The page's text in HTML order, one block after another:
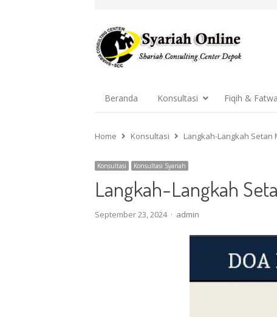
Beranda Konsultasi Fiqih & Fatwa
Home
Konsultasi Langkah-Langkah Setan
Konsultasi Konsultasi Syariah
Langkah-Langkah
September 23, 2024 Author
admin